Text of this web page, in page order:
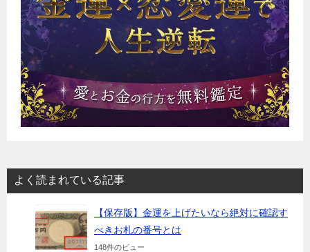
よく読まれている記事
【保存版】金運を上げたいなら絶対に確認す
べきお札の番号とは
148件のビュー